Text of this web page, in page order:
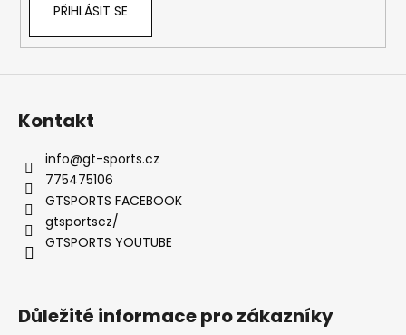
PŘIHLÁSIT SE
Kontakt
info@gt-sports.cz
775475106
GTSPORTS FACEBOOK
gtsportscz/
GTSPORTS YOUTUBE
Důležité informace pro zákazníky